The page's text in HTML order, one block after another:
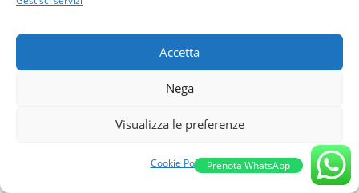
Accetta
Nega
Visualizza le preferenze
Cookie Policy
tradizione ligure: migliaia di piantine
colore e profumo. Non mancano anche
iniziative come allestimenti coreografici,
ricette originali, bevande, gelati o pizze a
base di questa pianta aromatica. Ad
Festival dello Sciacchetrà, il
Prenota WhatsApp